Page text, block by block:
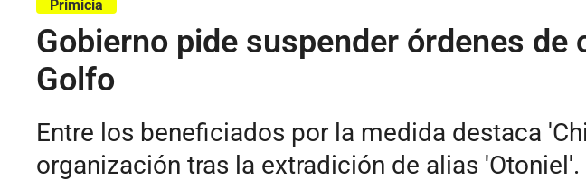
Primicia
Gobierno pide suspender órdenes de
Golfo
Entre los beneficiados por la medida destaca
organización tras la extradición de alias 'Otoniel'.